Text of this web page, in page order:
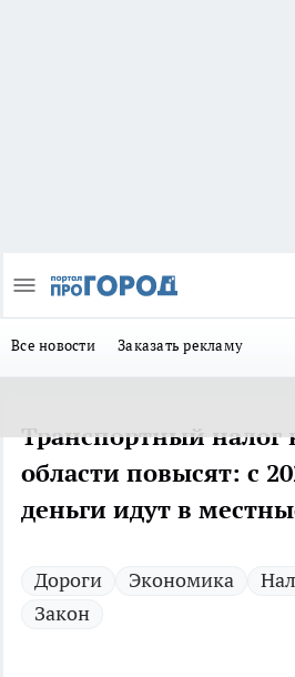
Все новости Заказать рекламу
Транспортный налог
области повысят: с
деньги идут в
Дороги Экономика
Закон